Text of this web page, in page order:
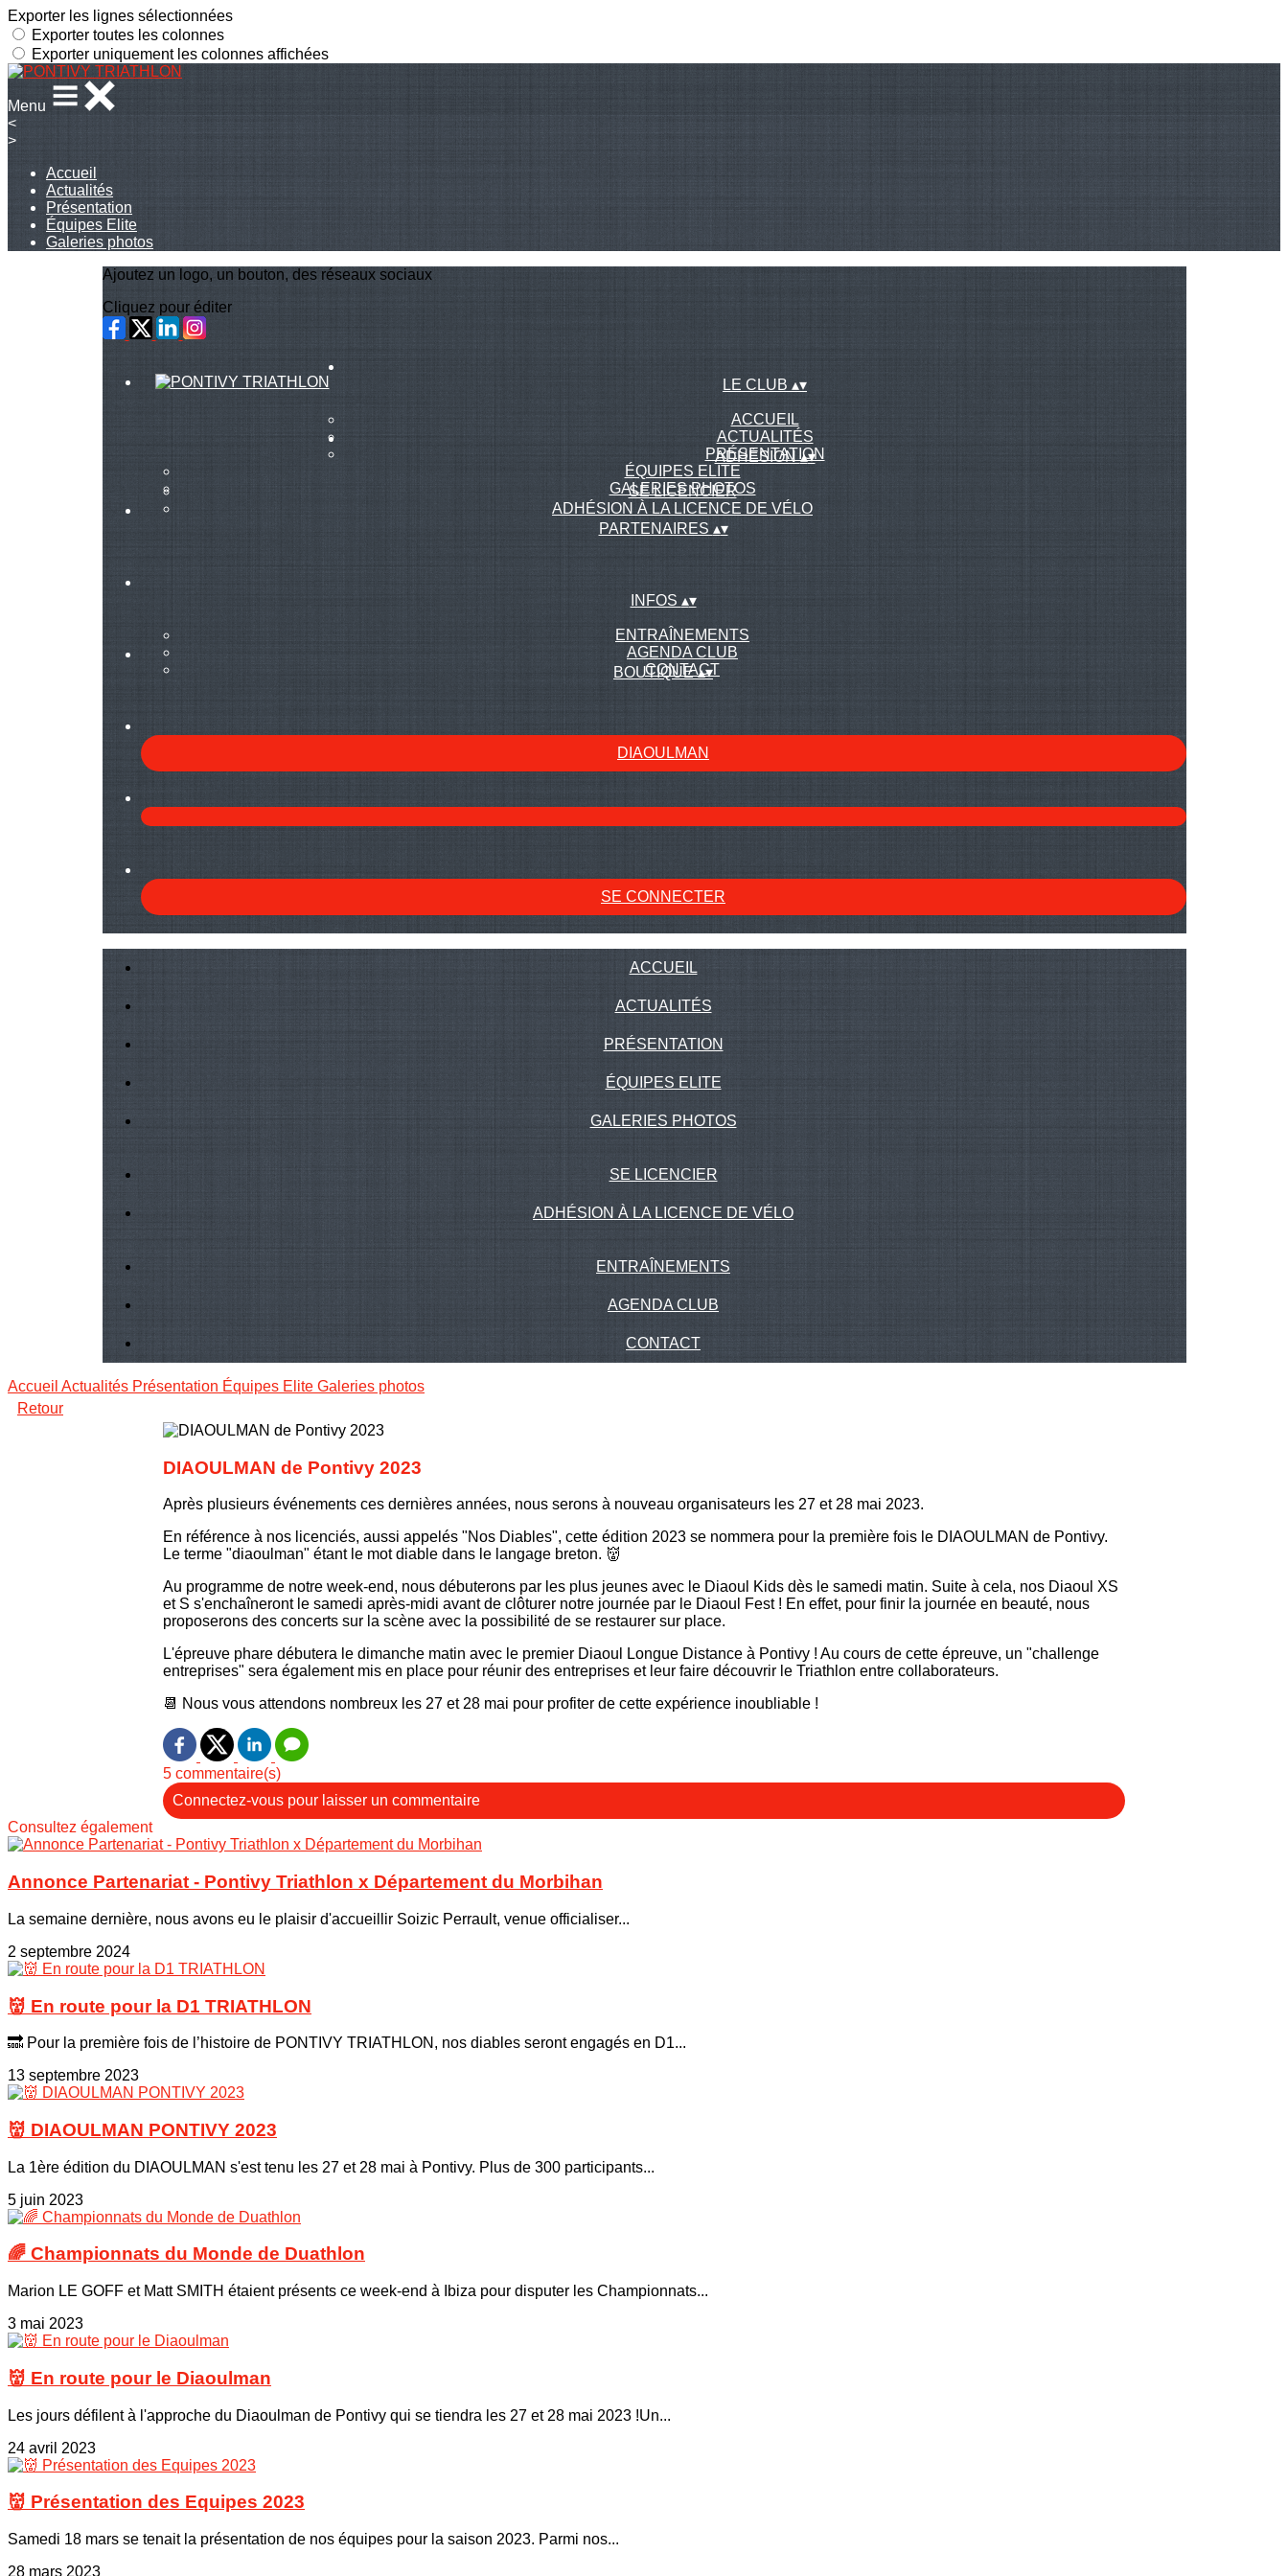
Exporter les lignes sélectionnées
Exporter toutes les colonnes
Exporter uniquement les colonnes affichées
Menu
<
>
Accueil
Actualités
Présentation
Équipes Elite
Galeries photos
Ajoutez un logo, un bouton, des réseaux sociaux
Cliquez pour éditer
LE CLUB ▴▾
ACCUEIL
ACTUALITÉS
PRÉSENTATION
ÉQUIPES ELITE
GALERIES PHOTOS
ADHÉSION▴▾
SE LICENCIER
ADHÉSION À LA LICENCE DE VÉLO
PARTENAIRES ▴▾
INFOS ▴▾
ENTRAÎNEMENTS
AGENDA CLUB
CONTACT
BOUTIQUE▴▾
DIAOULMAN
SE CONNECTER
ACCUEIL
ACTUALITÉS
PRÉSENTATION
ÉQUIPES ELITE
GALERIES PHOTOS
SE LICENCIER
ADHÉSION À LA LICENCE DE VÉLO
ENTRAÎNEMENTS
AGENDA CLUB
CONTACT
Accueil Actualités Présentation Équipes Elite Galeries photos
Retour
DIAOULMAN de Pontivy 2023
Après plusieurs événements ces dernières années, nous serons à nouveau organisateurs les 27 et 28 mai 2023.
En référence à nos licenciés, aussi appelés "Nos Diables", cette édition 2023 se nommera pour la première fois le DIAOULMAN de Pontivy.
Le terme "diaoulman" étant le mot diable dans le langage breton. 👹
Au programme de notre week-end, nous débuterons par les plus jeunes avec le Diaoul Kids dès le samedi matin. Suite à cela, nos Diaoul XS
et S s'enchaîneront le samedi après-midi avant de clôturer notre journée par le Diaoul Fest ! En effet, pour finir la journée en beauté, nous
proposerons des concerts sur la scène avec la possibilité de se restaurer sur place.
L'épreuve phare débutera le dimanche matin avec le premier Diaoul Longue Distance à Pontivy ! Au cours de cette épreuve, un "challenge
entreprises" sera également mis en place pour réunir des entreprises et leur faire découvrir le Triathlon entre collaborateurs.
📆 Nous vous attendons nombreux les 27 et 28 mai pour profiter de cette expérience inoubliable !
5 commentaire(s)
Connectez-vous pour laisser un commentaire
Consultez également
Annonce Partenariat - Pontivy Triathlon x Département du Morbihan
La semaine dernière, nous avons eu le plaisir d'accueillir Soizic Perrault, venue officialiser...
2 septembre 2024
👹 En route pour la D1 TRIATHLON
🔜 Pour la première fois de l’histoire de PONTIVY TRIATHLON, nos diables seront engagés en D1...
13 septembre 2023
👹 DIAOULMAN PONTIVY 2023
La 1ère édition du DIAOULMAN s'est tenu les 27 et 28 mai à Pontivy. Plus de 300 participants...
5 juin 2023
🌈 Championnats du Monde de Duathlon
Marion LE GOFF et Matt SMITH étaient présents ce week-end à Ibiza pour disputer les Championnats...
3 mai 2023
👹 En route pour le Diaoulman
Les jours défilent à l'approche du Diaoulman de Pontivy qui se tiendra les 27 et 28 mai 2023 !Un...
24 avril 2023
👹 Présentation des Equipes 2023
Samedi 18 mars se tenait la présentation de nos équipes pour la saison 2023. Parmi nos...
28 mars 2023